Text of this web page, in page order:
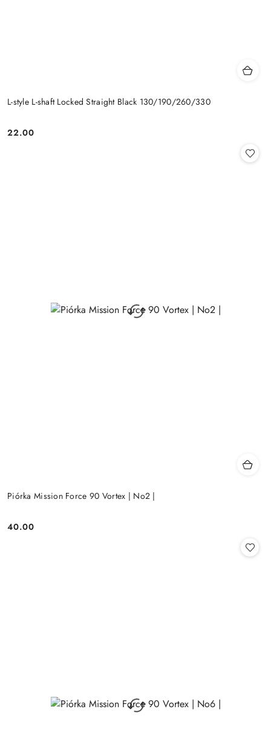
L-style L-shaft Locked Straight Black 130/190/260/330
Cena:
22.00
Piórka Mission Force 90 Vortex | No2 |
Cena:
40.00